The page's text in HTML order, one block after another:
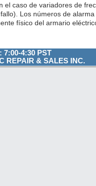
el caso de variadores de
Los números de
físico del armario
7:00-4:30 PST
REPAIR & SALES INC.